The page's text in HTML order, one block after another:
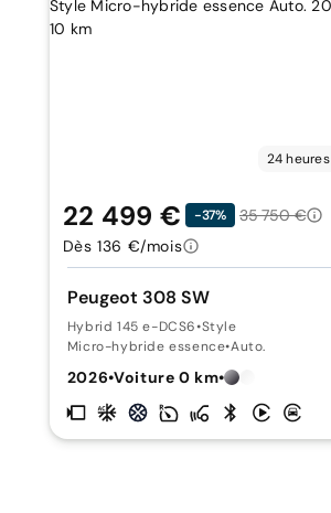
24 heures
Peugeot 308 SW
Hybrid 145 e-DCS6•Style
Micro-hybride essence•Auto.
2026•Voiture 0 km•
22 499 € -37%
35 750 €
Dès 136 €/mois